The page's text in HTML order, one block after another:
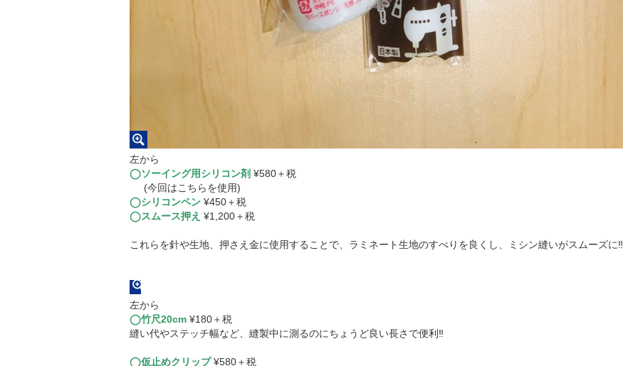
左から
◯ソーイング用シリコン剤 ¥580＋税
(今回はこちらを使用)
◯シリコンペン ¥450＋税
◯スムース押え ¥1,200＋税
これらを針や生地、押さえ金に使用することで、ラミネート生地のすべりを良くし、ミシン縫いがスムーズに‼︎
左から
◯竹尺20cm ¥180＋税
縫い代やステッチ幅など、縫製中に測るのにちょうど良い長さで便利‼︎
◯仮止めクリップ¥580＋税